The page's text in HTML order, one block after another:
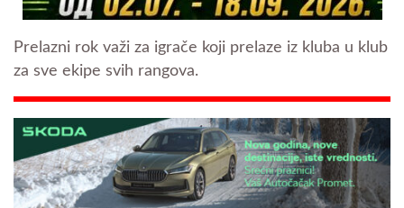
Prelazni rok važi za igrače koji prelaze iz kluba u klub
za sve ekipe svih rangova.